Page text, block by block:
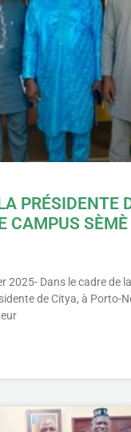
PRÉSIDENTE
CAMPUS SÈMÈ
2025- Dans le cadre de
de Citya, à Porto-